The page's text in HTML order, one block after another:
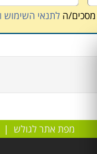
מסכים/הלתנאי השימוש
מפת אתר לגולש